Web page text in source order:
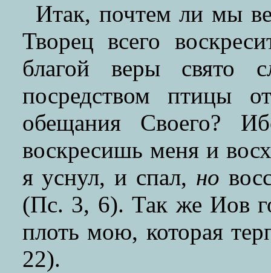
Итак, почтем ли мы
Творец всего
благой веры свято
посредством птицы
обещания Своего?
воскресишь меня и
я уснул, и спал, но
(Пс. 3, 6). Так же Иов
плоть мою, которая
22).